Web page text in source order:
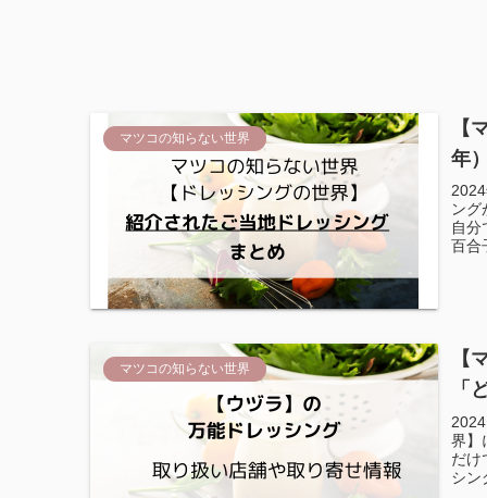
マツコの知らない世界
【
年
ング
自分
百合
マツコの知らない世界
【
「
界】
だけ
シン